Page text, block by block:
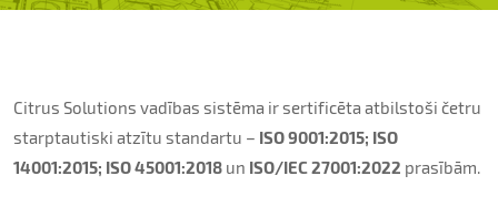
Citrus Solutions vadības sistēma ir sertificēta atbilstoši četru
starptautiski atzītu standartu – ISO 9001:2015; ISO
14001:2015; ISO 45001:2018 un ISO/IEC 27001:2022 prasībām.